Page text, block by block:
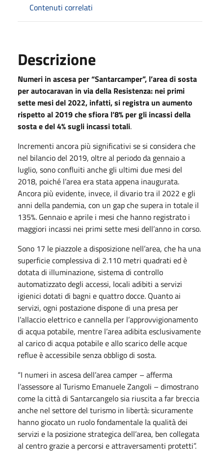
Contenuti correlati
Descrizione
Numeri in ascesa per “Santarcamper”, l’area di sosta
per autocaravan in via della Resistenza: nei primi
sette mesi del 2022, infatti, si registra un aumento
rispetto al 2019 che sfiora l’8% per gli incassi della
sosta e del 4% sugli incassi totali.
Incrementi ancora più significativi se si considera che
nel bilancio del 2019, oltre al periodo da gennaio a
luglio, sono confluiti anche gli ultimi due mesi del
2018, poiché l’area era stata appena inaugurata.
Ancora più evidente, invece, il divario tra il 2022 e gli
anni della pandemia, con un gap che supera in totale il
135%. Gennaio e aprile i mesi che hanno registrato i
maggiori incassi nei primi sette mesi dell’anno in corso.
Sono 17 le piazzole a disposizione nell’area, che ha una
superficie complessiva di 2.110 metri quadrati ed è
dotata di illuminazione, sistema di controllo
automatizzato degli accessi, locali adibiti a servizi
igienici dotati di bagni e quattro docce. Quanto ai
servizi, ogni postazione dispone di una presa per
l’allaccio elettrico e cannella per l’approvvigionamento
di acqua potabile, mentre l’area adibita esclusivamente
al carico di acqua potabile e allo scarico delle acque
reflue è accessibile senza obbligo di sosta.
“I numeri in ascesa dell’area camper – afferma
l’assessore al Turismo Emanuele Zangoli – dimostrano
come la città di Santarcangelo sia riuscita a far breccia
anche nel settore del turismo in libertà: sicuramente
hanno giocato un ruolo fondamentale la qualità dei
servizi e la posizione strategica dell’area, ben collegata
al centro grazie a percorsi e attraversamenti protetti”.